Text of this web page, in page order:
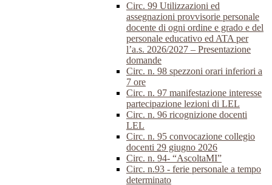
Circ. 99 Utilizzazioni ed
assegnazioni provvisorie personale
docente di ogni ordine e grado e del
personale educativo ed ATA per
l’a.s. 2026/2027 – Presentazione
domande
Circ. n. 98 spezzoni orari inferiori a
7 ore
Circ. n. 97 manifestazione interesse
partecipazione lezioni di LEL
Circ. n. 96 ricognizione docenti
LEL
Circ. n. 95 convocazione collegio
docenti 29 giugno 2026
Circ. n. 94- “AscoltaMI”
Circ. n.93 - ferie personale a tempo
determinato